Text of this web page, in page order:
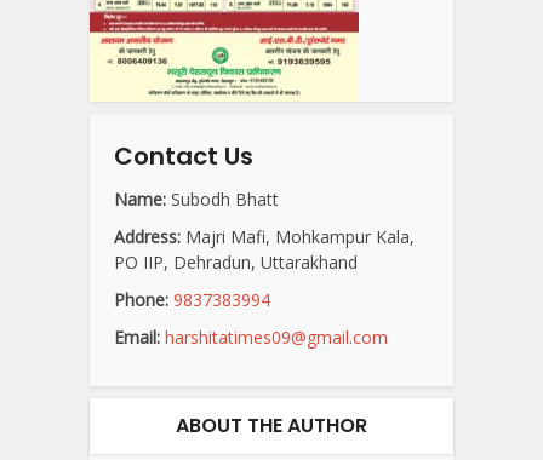
Contact Us
Name: Subodh Bhatt
Address: Majri Mafi, Mohkampur Kala,
PO IIP, Dehradun, Uttarakhand
Phone: 9837383994
Email: harshitatimes09@gmail.com
ABOUT THE AUTHOR